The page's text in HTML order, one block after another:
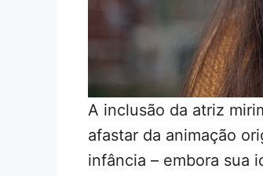
A inclusão da atriz
afastar da animação
infância – embora sua